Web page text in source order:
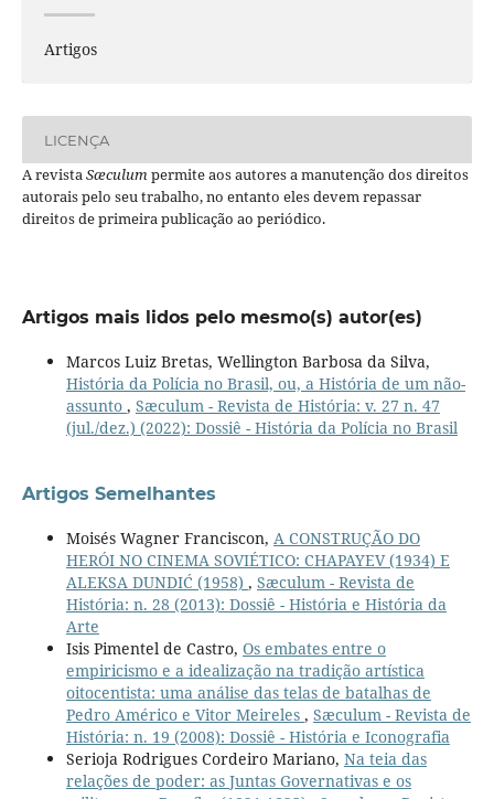
Artigos
LICENÇA
A revistaSæculumpermite aos autores a manutenção dos direitos
autorais pelo seu trabalho, no entanto eles devem repassar
direitos de primeira publicação ao periódico.
Artigos mais lidos pelo mesmo(s) autor(es)
Marcos Luiz Bretas, Wellington Barbosa da Silva,
História da Polícia no Brasil, ou, a História de um não-
assunto , Sæculum - Revista de História: v. 27 n. 47
(jul./dez.) (2022): Dossiê - História da Polícia no Brasil
Artigos Semelhantes
Moisés Wagner Franciscon, A CONSTRUÇÃO DO
HERÓI NO CINEMA SOVIÉTICO: CHAPAYEV (1934) E
ALEKSA DUNDIĆ (1958) , Sæculum - Revista de
História: n. 28 (2013): Dossiê - História e História da
Arte
Isis Pimentel de Castro, Os embates entre o
empiricismo e a idealização na tradição artística
oitocentista: uma análise das telas de batalhas de
Pedro Américo e Vitor Meireles , Sæculum - Revista de
História: n. 19 (2008): Dossiê - História e Iconografia
Serioja Rodrigues Cordeiro Mariano, Na teia das
relações de poder: as Juntas Governativas e os